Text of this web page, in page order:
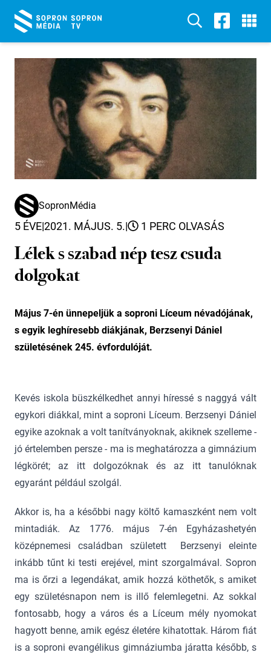
SopronMédia
5 ÉVE|2021. MÁJUS. 5.| 1 PERC OLVASÁS
Lélek s szabad nép tesz csuda
dolgokat
Május 7-én ünnepeljük a soproni Líceum névadójának,
s egyik leghíresebb diákjának, Berzsenyi Dániel
születésének 245. évfordulóját.
Kevés iskola büszkélkedhet annyi híressé s naggyá vált
egykori diákkal, mint a soproni Líceum. Berzsenyi Dániel
egyike azoknak a volt tanítványoknak, akiknek szelleme -
jó értelemben persze - ma is meghatározza a gimnázium
légkörét; az itt dolgozóknak és az itt tanulóknak
egyaránt például szolgál.
Akkor is, ha a későbbi nagy költő kamaszként nem volt
mintadiák. Az 1776. május 7-én Egyházashetyén
középnemesi családban született Berzsenyi eleinte
inkább tűnt ki testi erejével, mint szorgalmával. Sopron
ma is őrzi a legendákat, amik hozzá köthetők, s amiket
egy születésnapon nem is illő felemlegetni. Az sokkal
fontosabb, hogy a város és a Líceum mély nyomokat
hagyott benne, amik egész életére kihatottak. Három fiát
is a soproni evangélikus gimnáziumba járatta később, s